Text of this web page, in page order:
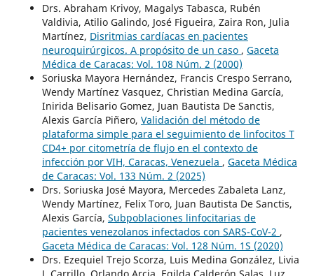
Drs. Abraham Krivoy, Magalys Tabasca, Rubén
Valdivia, Atilio Galindo, José Figueira, Zaira Ron, Julia
Martínez, Disritmias cardíacas en pacientes
neuroquirúrgicos. A propósito de un caso , Gaceta
Médica de Caracas: Vol. 108 Núm. 2 (2000)
Soriuska Mayora Hernández, Francis Crespo Serrano,
Wendy Martínez Vasquez, Christian Medina García,
Inirida Belisario Gomez, Juan Bautista De Sanctis,
Alexis García Piñero, Validación del método de
plataforma simple para el seguimiento de linfocitos T
CD4+ por citometría de flujo en el contexto de
infección por VIH, Caracas, Venezuela , Gaceta Médica
de Caracas: Vol. 133 Núm. 2 (2025)
Drs. Soriuska José Mayora, Mercedes Zabaleta Lanz,
Wendy Martínez, Felix Toro, Juan Bautista De Sanctis,
Alexis García, Subpoblaciones linfocitarias de
pacientes venezolanos infectados con SARS-CoV-2 ,
Gaceta Médica de Caracas: Vol. 128 Núm. 1S (2020)
Drs. Ezequiel Trejo Scorza, Luis Medina González, Livia